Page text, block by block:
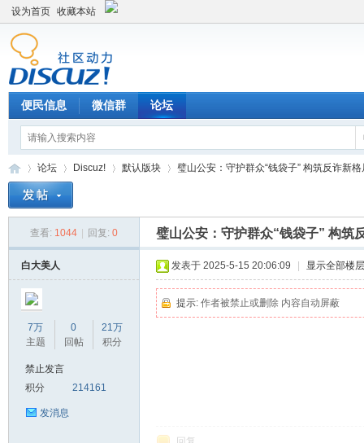
设为首页 收藏本站
便民信息 微信群 论坛
论坛
›
Discuz!
›
默认版块
›
璧山公安：守护群众“钱袋子” 构筑反诈新格
查看: 1044 回复: 0 璧山公安：守护群众“钱袋子” 构筑
白大美人
7万
主题
0
回帖
21万
积分
禁止发言
积分
214161
发消息
发表于 2025-5-15 20:06:09 显示全部楼层
提示: 作者被禁止或删除 内容自动屏蔽